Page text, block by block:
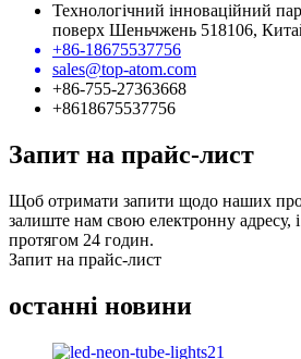
Технологічний інноваційний
поверх Шеньчжень 518106,
+86-18675537756
sales@top-atom.com
+86-755-27363668
+8618675537756
Запит на прайс-лист
Щоб отримати запити щодо наших
залиште нам свою електронну адресу,
протягом 24 годин.
Запит на прайс-лист
останні новини